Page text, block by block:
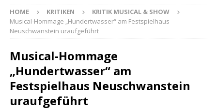
HOME KRITIKEN
KRITIK MUSICAL & SHOW
Musical-Hommage „Hundertwasser“ am Festspielhaus
Neuschwanstein uraufgeführt
Musical-Hommage
„Hundertwasser“ am
Festspielhaus Neuschwanstein
uraufgeführt